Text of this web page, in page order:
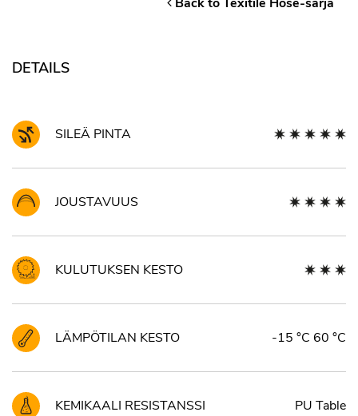
DETAILS
SILEÄ PINTA
JOUSTAVUUS
KULUTUKSEN KESTO
LÄMPÖTILAN KESTO -15 °C 60 °C
KEMIKAALI RESISTANSSI PU Table